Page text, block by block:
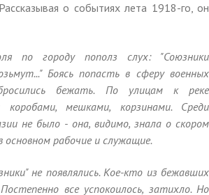
о событиях лета 1918-го, он
по городу пополз слух: "Союзники
Боясь попасть в сферу военных
бежать. По улицам к реке
мешками, корзинами. Среди
не было - она, видимо, знала о скором
основном рабочие и служащие.
не появлялись. Кое-кто из бежавших
все успокоилось, затихло. Но